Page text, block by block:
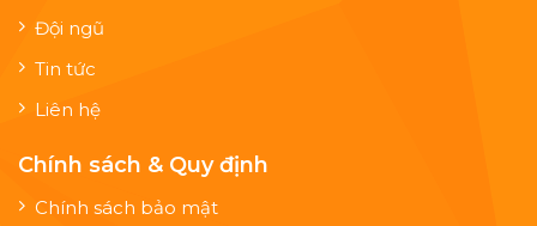
Đội ngũ
Tin tức
Liên hệ
Chính sách & Quy định
Chính sách bảo mật